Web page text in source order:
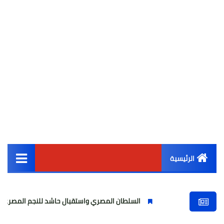
الرئيسية
أخبار مصر
السلطان المصري واستقبال حاشد للنجم المصري